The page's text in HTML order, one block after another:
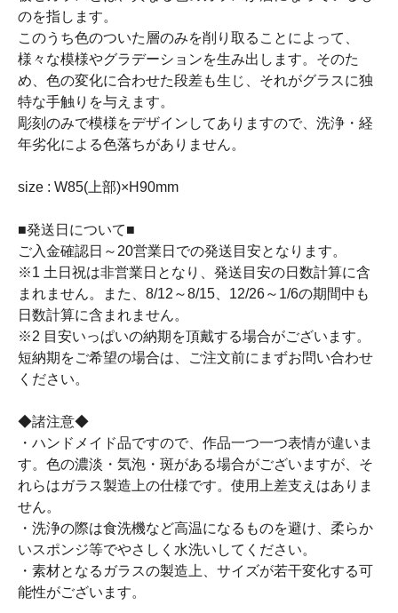
のを指します。
このうち色のついた層のみを削り取ることによって、
様々な模様やグラデーションを生み出します。そのた
め、色の変化に合わせた段差も生じ、それがグラスに独
特な手触りを与えます。
彫刻のみで模様をデザインしてありますので、洗浄・経
年劣化による色落ちがありません。
size : W85(上部)×H90mm
■発送日について■
ご入金確認日～20営業日での発送目安となります。
※1 土日祝は非営業日となり、発送目安の日数計算に含
まれません。また、8/12～8/15、12/26～1/6の期間中も
日数計算に含まれません。
※2 目安いっぱいの納期を頂戴する場合がございます。
短納期をご希望の場合は、ご注文前にまずお問い合わせ
ください。
◆諸注意◆
・ハンドメイド品ですので、作品一つ一つ表情が違いま
す。色の濃淡・気泡・斑がある場合がございますが、そ
れらはガラス製造上の仕様です。使用上差支えはありま
せん。
・洗浄の際は食洗機など高温になるものを避け、柔らか
いスポンジ等でやさしく水洗いしてください。
・素材となるガラスの製造上、サイズが若干変化する可
能性がございます。